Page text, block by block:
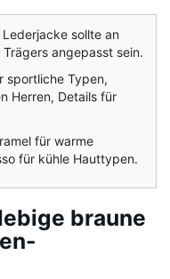
Lederjacke sollte an
angepasst sein.
sportliche Typen,
Herren, Details für
für warme
für kühle Hauttypen.
braune